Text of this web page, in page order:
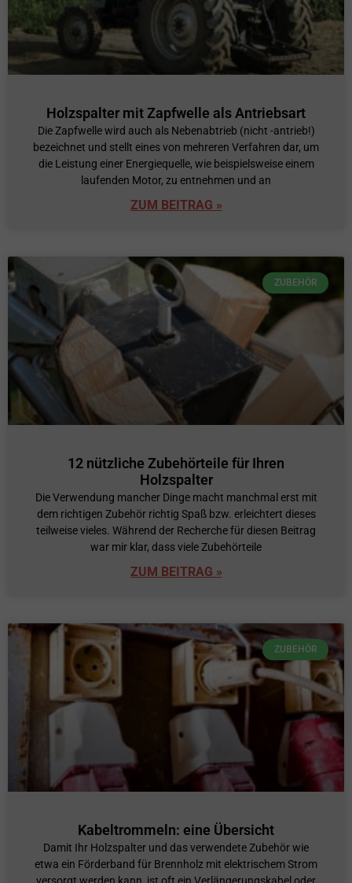
Holzspalter mit Zapfwelle als Antriebsart
Die Zapfwelle wird auch als Nebenabtrieb (nicht -antrieb!)
bezeichnet und stellt eines von mehreren Verfahren dar, um
die Leistung einer Energiequelle, wie beispielsweise einem
laufenden Motor, zu entnehmen und an
ZUM BEITRAG »
ZUBEHÖR
12 nützliche Zubehörteile für Ihren
Holzspalter
Die Verwendung mancher Dinge macht manchmal erst mit
dem richtigen Zubehör richtig Spaß bzw. erleichtert dieses
teilweise vieles. Während der Recherche für diesen Beitrag
war mir klar, dass viele Zubehörteile
ZUM BEITRAG »
ZUBEHÖR
Kabeltrommeln: eine Übersicht
Damit Ihr Holzspalter und das verwendete Zubehör wie
etwa ein Förderband für Brennholz mit elektrischem Strom